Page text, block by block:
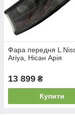
Фара передня L
Ariya, Нісан Арія
13 899 ₴
Купити